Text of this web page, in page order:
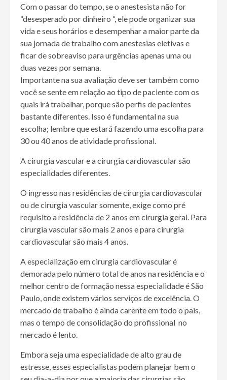
Com o passar do tempo, se o anestesista não for
“desesperado por dinheiro “, ele pode organizar sua
vida e seus horários e desempenhar a maior parte da
sua jornada de trabalho com anestesias eletivas e
ficar de sobreaviso para urgências apenas uma ou
duas vezes por semana.
Importante na sua avaliação deve ser também como
você se sente em relação ao tipo de paciente com os
quais irá trabalhar, porque são perfis de pacientes
bastante diferentes. Isso é fundamental na sua
escolha; lembre que estará fazendo uma escolha para
30 ou 40 anos de atividade profissional.
A cirurgia vascular e a cirurgia cardiovascular são
especialidades diferentes.
O ingresso nas residências de cirurgia cardiovascular
ou de cirurgia vascular somente, exige como pré
requisito a residência de 2 anos em cirurgia geral. Para
cirurgia vascular são mais 2 anos e para cirurgia
cardiovascular são mais 4 anos.
A especialização em cirurgia cardiovascular é
demorada pelo número total de anos na residência e o
melhor centro de formação nessa especialidade é São
Paulo, onde existem vários serviços de excelência. O
mercado de trabalho é ainda carente em todo o pais,
mas o tempo de consolidação do profissional no
mercado é lento.
Embora seja uma especialidade de alto grau de
estresse, esses especialistas podem planejar bem o